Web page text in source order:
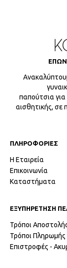
παπούτσια για
αισθητικής, σε
ΠΛΗΡΟΦΟΡΙΕΣ
Η Εταιρεία
Επικοινωνία
Καταστήματα
ΕΞΥΠΗΡΕΤΗΣΗ
Τρόποι
Τρόποι Πληρωμής
Επιστροφές -